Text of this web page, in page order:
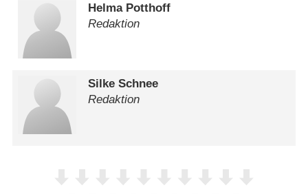
Helma Potthoff
Redaktion
Silke Schnee
Redaktion